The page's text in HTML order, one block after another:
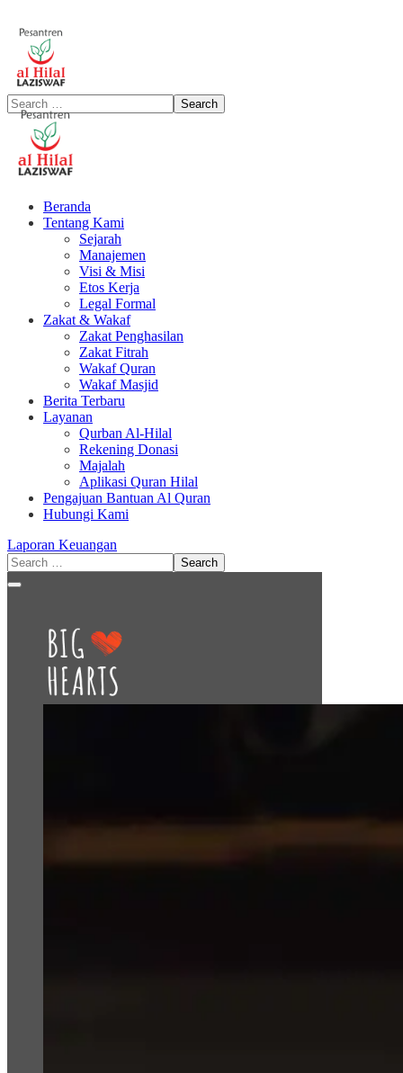
Beranda
Tentang Kami
Sejarah
Manajemen
Visi & Misi
Etos Kerja
Legal Formal
Zakat & Wakaf
Zakat Penghasilan
Zakat Fitrah
Wakaf Quran
Wakaf Masjid
Berita Terbaru
Layanan
Qurban Al-Hilal
Rekening Donasi
Majalah
Aplikasi Quran Hilal
Pengajuan Bantuan Al Quran
Hubungi Kami
Laporan Keuangan